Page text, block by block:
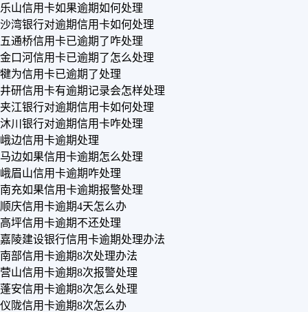
乐山信用卡如果逾期如何处理
沙湾银行对逾期信用卡如何处理
五通桥信用卡已逾期了咋处理
金口河信用卡已逾期了怎么处理
犍为信用卡已逾期了处理
井研信用卡有逾期记录会怎样处理
夹江银行对逾期信用卡如何处理
沐川银行对逾期信用卡咋处理
峨边信用卡逾期处理
马边如果信用卡逾期怎么处理
峨眉山信用卡逾期咋处理
南充如果信用卡逾期报警处理
顺庆信用卡逾期4天怎么办
高坪信用卡逾期不还处理
嘉陵建设银行信用卡逾期处理办法
南部信用卡逾期8次处理办法
营山信用卡逾期8次报警处理
蓬安信用卡逾期8次怎么处理
仪陇信用卡逾期8次怎么办